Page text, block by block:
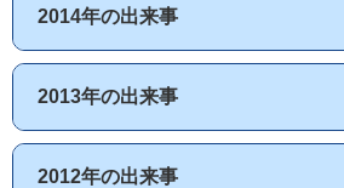
2014年の出来事
2013年の出来事
2012年の出来事